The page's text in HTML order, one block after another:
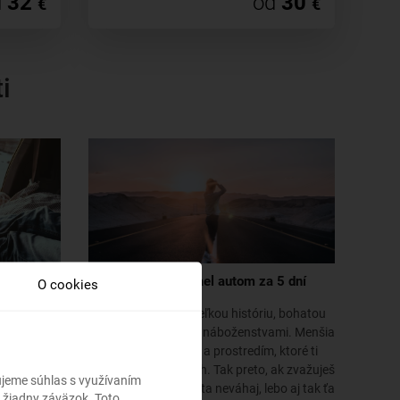
€ €
si auto a
Ako prejsť Izrael autom za 5 dní
Izrael je krajina s veľkou históriu, bohatou
kultúrou a mnohými náboženstvami. Menšia
krajina s púšťami a prostredím, ktoré ti
zaručene vezme dych. Tak preto, ak zvažuješ
návštevu tohto miesta neváhaj, lebo aj tak ťa
O cookies
súhlas s využívaním